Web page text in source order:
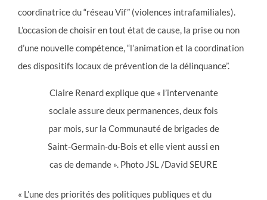
coordinatrice du “réseau Vif” (violences intrafamiliales).
L’occasion de choisir en tout état de cause, la prise ou non
d’une nouvelle compétence, “l’animation et la coordination
des dispositifs locaux de prévention de la délinquance”.
Claire Renard explique que « l’intervenante
sociale assure deux permanences, deux fois
par mois, sur la Communauté de brigades de
Saint-Germain-du-Bois et elle vient aussi en
cas de demande ». Photo JSL /David SEURE
« L’une des priorités des politiques publiques et du